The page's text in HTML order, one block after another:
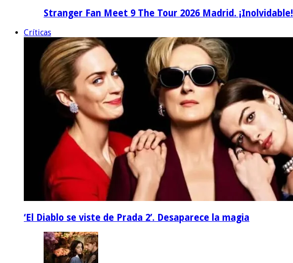
Stranger Fan Meet 9 The Tour 2026 Madrid. ¡Inolvidable!
Críticas
‘El Diablo se viste de Prada 2’. Desaparece la magia